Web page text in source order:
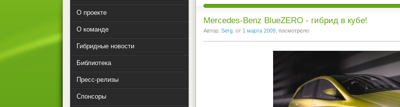
Mercedes-Benz BlueZERO - гибрид в кубе!
Автор: Serg. от 1 марта 2009 , посмотрело:
О проекте
О команде
Гибридные новости
Библиотека
Пресс-релизы
Спонсоры